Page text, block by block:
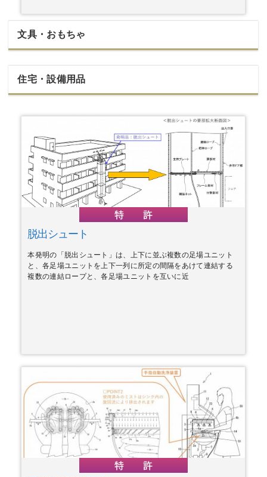
文具・おもちゃ
住宅・設備用品
脱出シュート
本発明の「脱出シュート」は、上下に並ぶ複数の足場ユニット
と、各足場ユニットを上下一列に所定の間隔をあけて連結する
複数の連結ロープと、各足場ユニットを互いに近